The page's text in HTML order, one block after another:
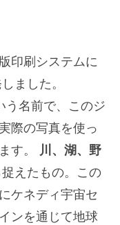
印刷システムに
ました。
う名前で、このジ
際の写真を使っ
す。
川、湖、野
えたもの。この
ケネディ宇宙セ
ンを通じて地球